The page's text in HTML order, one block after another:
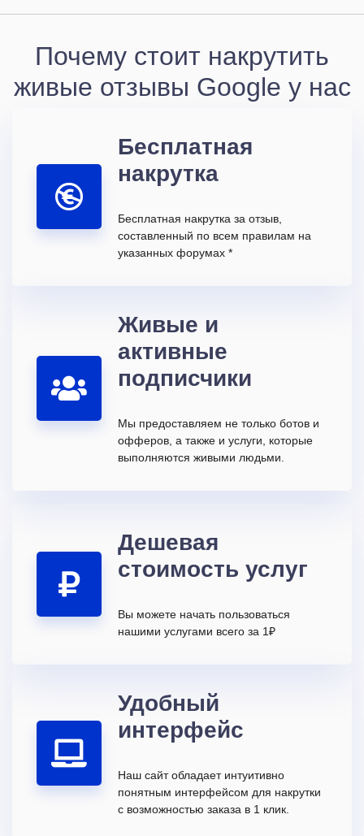
Почему стоит накрутить
живые отзывы Google у нас
Бесплатная
накрутка
Бесплатная накрутка за отзыв,
составленный по всем правилам на
указанных форумах *
Живые и
активные
подписчики
Мы предоставляем не только ботов и
офферов, а также и услуги, которые
выполняются живыми людьми.
Дешевая
стоимость услуг
Вы можете начать пользоваться
нашими услугами всего за 1₽
Удобный
интерфейс
Наш сайт обладает интуитивно
понятным интерфейсом для накрутки
с возможностью заказа в 1 клик.